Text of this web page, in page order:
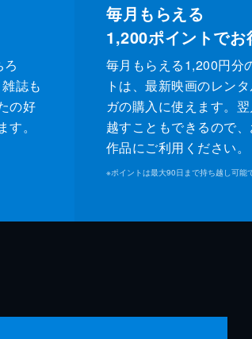
誌も
の好
。
毎月もらえる
1,200ポイントでお
毎月もらえる1,200円分
トは、最新映画のレン
ガの購入に使えます。
越すこともできるので
作品にご利用ください。
※ポイントは最大90日まで持ち越し可能